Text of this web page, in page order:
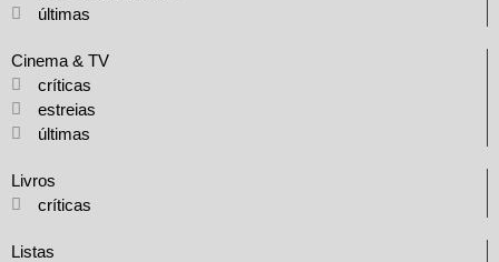
últimas
Cinema & TV
críticas
estreias
últimas
Livros
críticas
Listas